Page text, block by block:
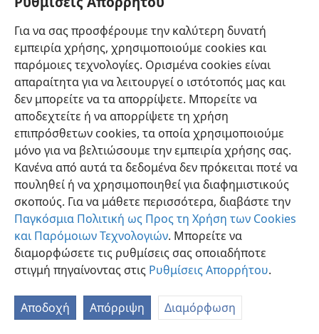
Για να σας προσφέρουμε την καλύτερη δυνατή
εμπειρία χρήσης, χρησιμοποιούμε cookies και
παρόμοιες τεχνολογίες. Ορισμένα cookies είναι
απαραίτητα για να λειτουργεί ο ιστότοπός μας και
δεν μπορείτε να τα απορρίψετε. Μπορείτε να
αποδεχτείτε ή να απορρίψετε τη χρήση
επιπρόσθετων cookies, τα οποία χρησιμοποιούμε
μόνο για να βελτιώσουμε την εμπειρία χρήσης σας.
Κανένα από αυτά τα δεδομένα δεν πρόκειται ποτέ να
πουληθεί ή να χρησιμοποιηθεί για διαφημιστικούς
σκοπούς. Για να μάθετε περισσότερα, διαβάστε την
Παγκόσμια Πολιτική ως Προς τη Χρήση των Cookies
και Παρόμοιων Τεχνολογιών. Μπορείτε να
διαμορφώσετε τις ρυθμίσεις σας οποιαδήποτε
στιγμή πηγαίνοντας στις Ρυθμίσεις Απορρήτου.
Αποδοχή Απόρριψη Διαμόρφωση
Ελληνική Προτιμήσεις
Copyright© 2026 Watch Tower Bible and Tract Society of Pennsylvania
Πολιτική Απορρήτου
Ρυθμίσεις Απορρήτου
JW.ORG
Σύνδεση